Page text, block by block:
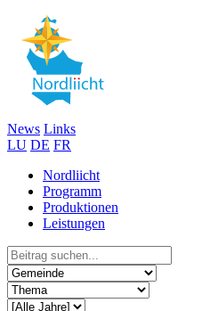
News Links
LU DE FR
Nordliicht
Programm
Produktionen
Leistungen